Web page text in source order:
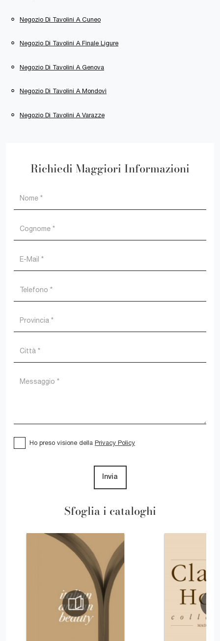
Negozio Di Tavolini A Cuneo
Negozio Di Tavolini A Finale Ligure
Negozio Di Tavolini A Genova
Negozio Di Tavolini A Mondovì
Negozio Di Tavolini A Varazze
Sfoglia i cataloghi
Richiedi Maggiori Informazioni
Ho preso visione della Privacy Policy
Invia